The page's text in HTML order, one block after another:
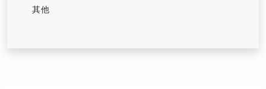
其他